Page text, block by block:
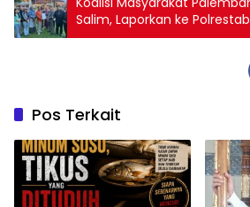
Salim, Laporkan ke
Pos Terkait